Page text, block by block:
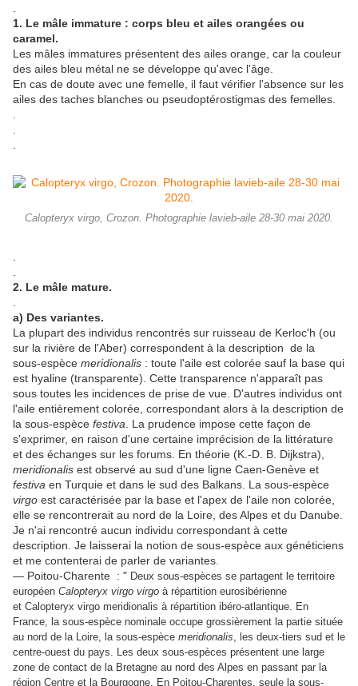
1. Le mâle immature : corps bleu et ailes orangées ou
caramel.
Les mâles immatures présentent des ailes orange, car la couleur
des ailes bleu métal ne se développe qu'avec l'âge.
En cas de doute avec une femelle, il faut vérifier l'absence sur les
ailes des taches blanches ou pseudoptérostigmas des femelles.
Calopteryx virgo, Crozon. Photographie lavieb-aile 28-30 mai 2020.
2. Le mâle mature.
a) Des variantes.
La plupart des individus rencontrés sur ruisseau de Kerloc'h (ou
sur la rivière de l'Aber) correspondent à la description de la
sous-espèce meridionalis : toute l'aile est colorée sauf la base qui
est hyaline (transparente). Cette transparence n'apparaît pas
sous toutes les incidences de prise de vue. D'autres individus ont
l'aile entièrement colorée, correspondant alors à la description de
la sous-espèce festiva . La prudence impose cette façon de
s'exprimer, en raison d'une certaine imprécision de la littérature
et des échanges sur les forums. En théorie (K.-D. B. Dijkstra),
meridionalis est observé au sud d'une ligne Caen-Genève et
festiva en Turquie et dans le sud des Balkans. La sous-espèce
virgo est caractérisée par la base et l'apex de l'aile non colorée,
elle se rencontrerait au nord de la Loire, des Alpes et du Danube.
Je n'ai rencontré aucun individu correspondant à cette
description. Je laisserai la notion de sous-espèce aux généticiens
et me contenterai de parler de variantes.
— Poitou-Charente : " Deux sous-espèces se partagent le territoire
européen Calopteryx virgo virgo à répartition eurosibérienne
et Calopteryx virgo meridionalis à répartition ibéro-atlantique. En
France, la sous-espèce nominale occupe grossièrement la partie située
au nord de la Loire, la sous-espèce meridionalis, les deux-tiers sud et le
centre-ouest du pays. Les deux sous-espèces présentent une large
zone de contact de la Bretagne au nord des Alpes en passant par la
région Centre et la Bourgogne. En Poitou-Charentes, seule la sous-